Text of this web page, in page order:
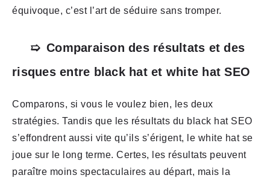
équivoque, c’est l’art de séduire sans tromper.
Comparaison des résultats et des
risques entre black hat et white hat SEO
Comparons, si vous le voulez bien, les deux
stratégies. Tandis que les résultats du black hat SEO
s’effondrent aussi vite qu’ils s’érigent, le white hat se
joue sur le long terme. Certes, les résultats peuvent
paraître moins spectaculaires au départ, mais la